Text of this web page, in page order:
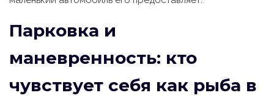
Парковка и
маневренность: кто
чувствует себя как рыба в